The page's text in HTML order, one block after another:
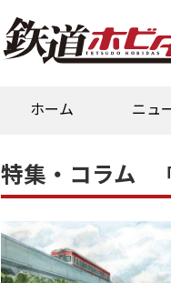
ホーム ニュ
特集・コラム